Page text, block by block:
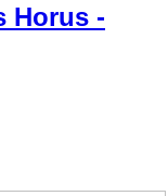
Horus -